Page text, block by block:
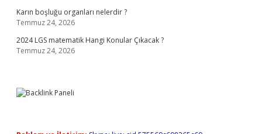
Karın boşluğu organları nelerdir ?
Temmuz 24, 2026
2024 LGS matematik Hangi Konular Çıkacak ?
Temmuz 24, 2026